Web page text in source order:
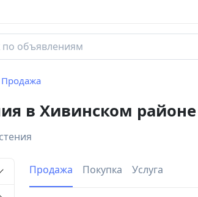
Продажа
в Хивинском районе
Продажа Покупка Услуга